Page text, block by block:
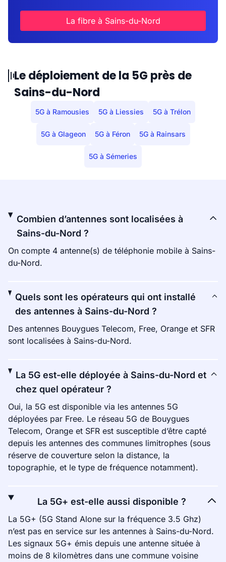
La fibre à Sains-du-Nord
Le déploiement de la 5G près de
Sains-du-Nord
5G à Ramousies 5G à Liessies 5G à Trélon
5G à Glageon 5G à Féron 5G à Rainsars
5G à Sémeries
Combien d’antennes sont localisées à
Sains-du-Nord ?
On compte 4 antenne(s) de téléphonie mobile à Sains-
du-Nord.
Quels sont les opérateurs qui ont installé
des antennes à Sains-du-Nord ?
Des antennes Bouygues Telecom, Free, Orange et SFR
sont localisées à Sains-du-Nord.
La 5G est-elle déployée à Sains-du-Nord et
chez quel opérateur ?
Oui, la 5G est disponible via les antennes 5G
déployées par Free. Le réseau 5G de Bouygues
Telecom, Orange et SFR est susceptible d’être capté
depuis les antennes des communes limitrophes (sous
réserve de couverture selon la distance, la
topographie, et le type de fréquence notamment).
La 5G+ est-elle aussi disponible ?
La 5G+ (5G Stand Alone sur la fréquence 3.5 Ghz)
n’est pas en service sur les antennes à Sains-du-Nord.
Les signaux 5G+ émis depuis une antenne située à
moins de 8 kilomètres dans une commune voisine